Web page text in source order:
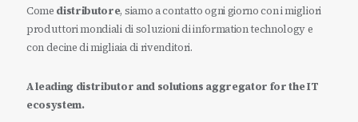
Come distributore, siamo a contatto ogni giorno con i migliori
produttori mondiali di soluzioni di information technology e
con decine di migliaia di rivenditori.
A leading distributor and solutions aggregator for the IT
ecosystem.